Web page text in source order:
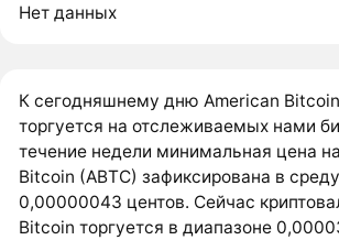
Нет данных
К сегодняшнему дню American
торгуется на отслеживаемых нами
течение недели минимальная цена
Bitcoin (ABTC) зафиксирована в
0,00000043 центов. Сейчас
Bitcoin торгуется в диапазоне